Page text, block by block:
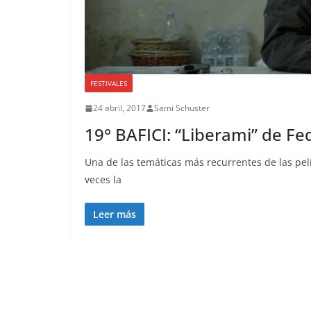
FESTIVALES
24 abril, 2017 Sami Schuster
19° BAFICI: “Liberami” de
Una de las temáticas más recurrentes de las
veces la
Leer más